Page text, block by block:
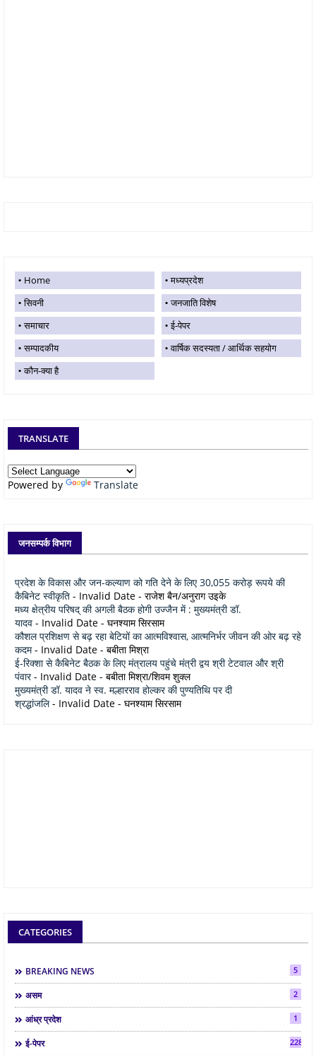
Home
मध्यप्रदेश
सिवनी
जनजाति विशेष
समाचार
ई-पेपर
सम्पादकीय
वार्षिक सदस्यता / आर्थिक सहयोग
कौन-क्या है
TRANSLATE
Powered by Translate
जनसम्पर्क विभाग
प्रदेश के विकास और जन-कल्याण को गति देने के लिए 30,055 करोड़ रूपये की
कैबिनेट स्वीकृति - Invalid Date - राजेश बैन/अनुराग उइके
मध्य क्षेत्रीय परिषद् की अगली बैठक होगी उज्जैन में : मुख्यमंत्री डॉ.
यादव - Invalid Date - घनश्याम सिरसाम
कौशल प्रशिक्षण से बढ़ रहा बेटियों का आत्मविश्वास, आत्मनिर्भर जीवन की ओर बढ़ रहे
कदम- Invalid Date - बबीता मिश्रा
ई-रिक्शा से कैबिनेट बैठक के लिए मंत्रालय पहुंचे मंत्री द्वय श्री टेटवाल और श्री
पंवार- Invalid Date - बबीता मिश्रा/शिवम शुक्ल
मुख्यमंत्री डॉ. यादव ने स्व. मल्हारराव होल्कर की पुण्यतिथि पर दी
श्रद्धांजलि- Invalid Date - घनश्याम सिरसाम
CATEGORIES
BREAKING NEWS 5
असम 2
आंध्र प्रदेश 1
ई-पेपर 2286